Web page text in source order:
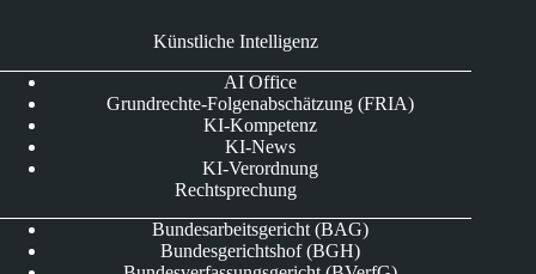
Künstliche Intelligenz
AI Office
Grundrechte-Folgenabschätzung (FRIA)
KI-Kompetenz
KI-News
KI-Verordnung
Rechtsprechung
Bundesarbeitsgericht (BAG)
Bundesgerichtshof (BGH)